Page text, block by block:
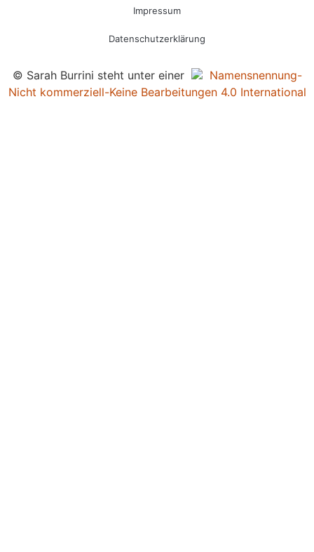
Impressum
Datenschutzerklärung
© Sarah Burrini steht unter einer
Namensnennung-
Nicht kommerziell-Keine Bearbeitungen 4.0 International